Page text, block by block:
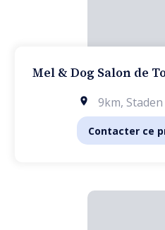
Mel & Dog Salon de
9km, Staden
Contacter ce